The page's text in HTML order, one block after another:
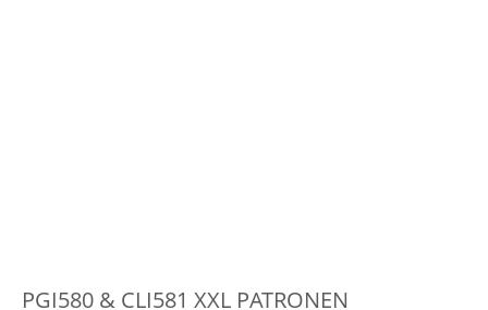
PGI580 & CLI581 XXL PATRONEN